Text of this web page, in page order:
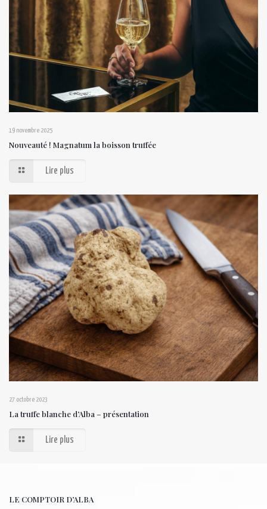
19 novembre 2025
Nouveauté ! Magnatum la boisson truffée
Lire plus
27 octobre 2023
La truffe blanche d’Alba – présentation
Lire plus
LE COMPTOIR D’ALBA